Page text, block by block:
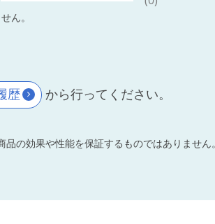
ん。
歴 から行ってください。
の効果や性能を保証するものではありません。